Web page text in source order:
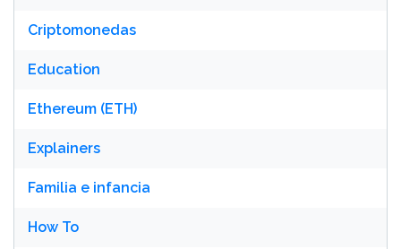
Criptomonedas
Education
Ethereum (ETH)
Explainers
Familia e infancia
How To